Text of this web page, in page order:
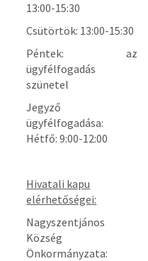
13:00-15:30
Csütörtök: 13:00-15:30
Péntek: az
ügyfélfogadás
szünetel
Jegyző
ügyfélfogadása:
Hétfő: 9:00-12:00
Hivatali kapu
elérhetőségei:
Nagyszentjános
Község
Önkormányzata: